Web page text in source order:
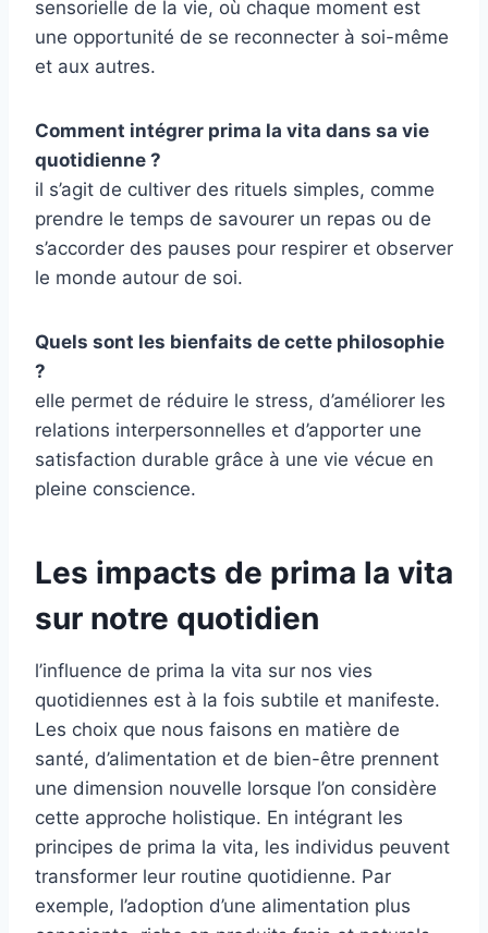
sensorielle de la vie, où chaque moment est
une opportunité de se reconnecter à soi-même
et aux autres.
Comment intégrer prima la vita dans sa vie
quotidienne ?
il s’agit de cultiver des rituels simples, comme
prendre le temps de savourer un repas ou de
s’accorder des pauses pour respirer et observer
le monde autour de soi.
Quels sont les bienfaits de cette philosophie
?
elle permet de réduire le stress, d’améliorer les
relations interpersonnelles et d’apporter une
satisfaction durable grâce à une vie vécue en
pleine conscience.
Les impacts de prima la vita
sur notre quotidien
l’influence de prima la vita sur nos vies
quotidiennes est à la fois subtile et manifeste.
Les choix que nous faisons en matière de
santé, d’alimentation et de bien-être prennent
une dimension nouvelle lorsque l’on considère
cette approche holistique. En intégrant les
principes de prima la vita, les individus peuvent
transformer leur routine quotidienne. Par
exemple, l’adoption d’une alimentation plus